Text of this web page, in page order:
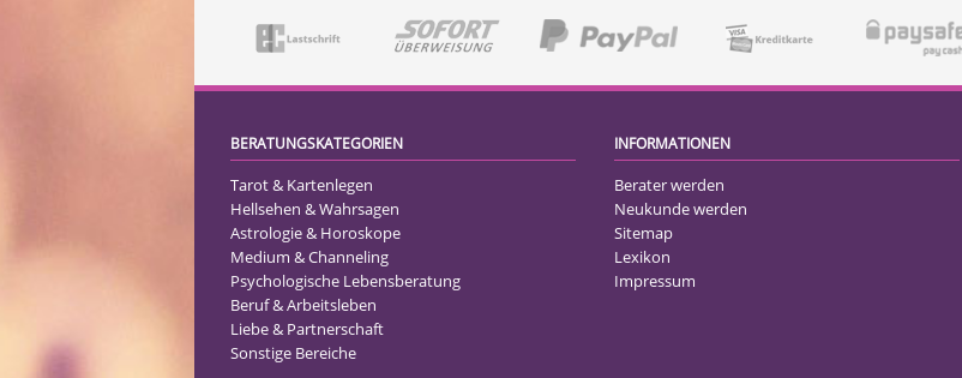
BERATUNGSKATEGORIEN
Tarot & Kartenlegen
Hellsehen & Wahrsagen
Astrologie & Horoskope
Medium & Channeling
Psychologische Lebensberatung
Beruf & Arbeitsleben
Liebe & Partnerschaft
Sonstige Bereiche
INFORMATIONEN
Berater werden
Neukunde werden
Sitemap
Lexikon
Impressum